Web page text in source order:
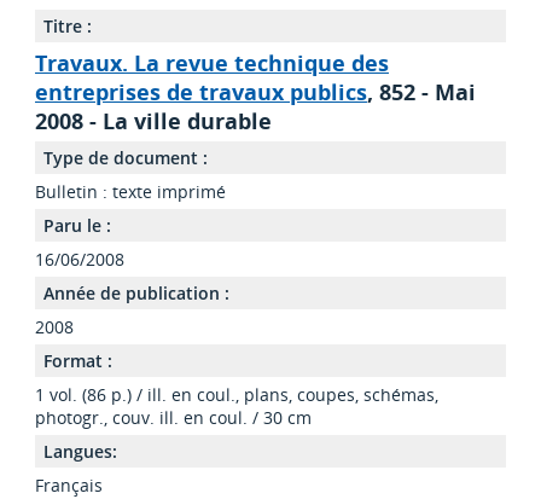
Titre :
Travaux. La revue technique des
entreprises de travaux publics, 852 - Mai
2008 - La ville durable
Type de document :
Bulletin : texte imprimé
Paru le :
16/06/2008
Année de publication :
2008
Format :
1 vol. (86 p.) / ill. en coul., plans, coupes, schémas,
photogr., couv. ill. en coul. / 30 cm
Langues:
Français